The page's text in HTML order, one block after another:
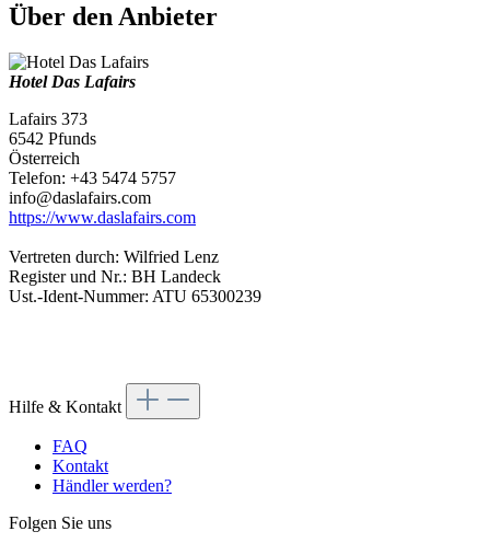
Über den Anbieter
Hotel Das Lafairs
Lafairs 373
6542 Pfunds
Österreich
Telefon: +43 5474 5757
info@daslafairs.com
https://www.daslafairs.com
Vertreten durch: Wilfried Lenz
Register und Nr.: BH Landeck
Ust.-Ident-Nummer: ATU 65300239
Hilfe & Kontakt
FAQ
Kontakt
Händler werden?
Folgen Sie uns